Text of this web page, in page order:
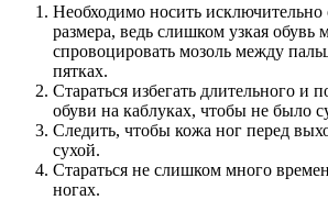
Необходимо носить исключительно
размера, ведь слишком узкая обувь
спровоцировать мозоль между
пятках.
Стараться избегать длительного и
обуви на каблуках, чтобы не было
Следить, чтобы кожа ног перед
сухой.
Стараться не слишком много
ногах.